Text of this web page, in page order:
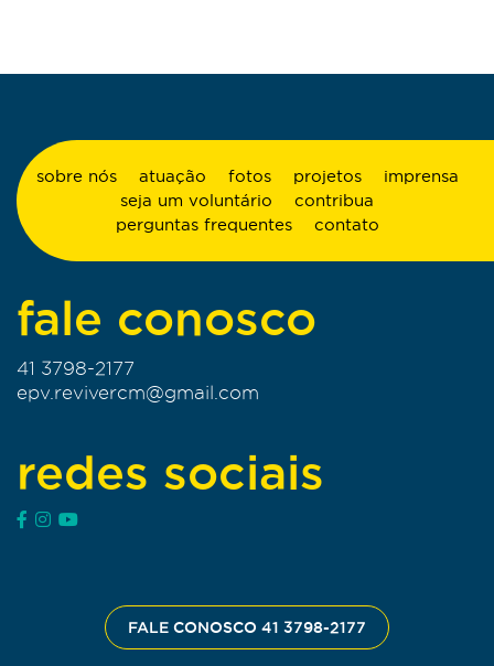
sobre nós atuação fotos projetos
imprensa
seja um voluntário
contribua
perguntas frequentes
contato
fale conosco
41 3798-2177
epv.revivercm@gmail.com
redes sociais
FALE CONOSCO 41 3798-2177